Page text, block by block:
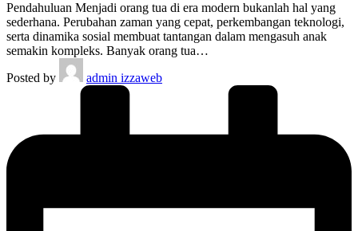
Pendahuluan Menjadi orang tua di era modern bukanlah hal yang
sederhana. Perubahan zaman yang cepat, perkembangan teknologi,
serta dinamika sosial membuat tantangan dalam mengasuh anak
semakin kompleks. Banyak orang tua…
Posted by
admin izzaweb